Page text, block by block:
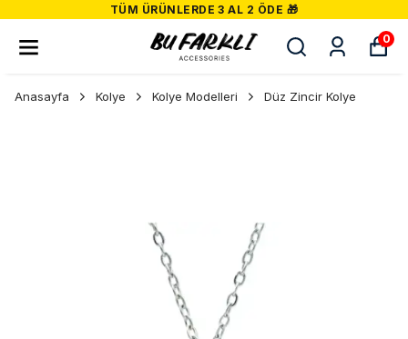
TÜM ÜRÜNLERDE 3 AL 2 ÖDE 🎁
0
Anasayfa Kolye Kolye Modelleri Düz Zincir Kolye